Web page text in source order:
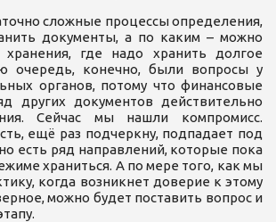
сложные процессы определения,
документы, а по каким – можно
хранения, где надо хранить долгое
очередь, конечно, были вопросы у
органов, потому что финансовые
других документов действительно
Сейчас мы нашли компромисс.
ещё раз подчеркну, подпадает под
есть ряд направлений, которые пока
храниться. А по мере того, как мы
когда возникнет доверие к этому
можно будет поставить вопрос и